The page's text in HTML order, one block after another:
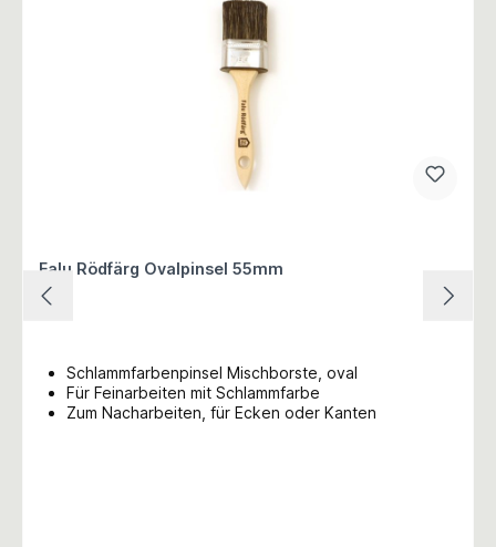
Falu Rödfärg Ovalpinsel 55mm
Schlammfarbenpinsel Mischborste, oval
Für Feinarbeiten mit Schlammfarbe
Zum Nacharbeiten, für Ecken oder Kanten